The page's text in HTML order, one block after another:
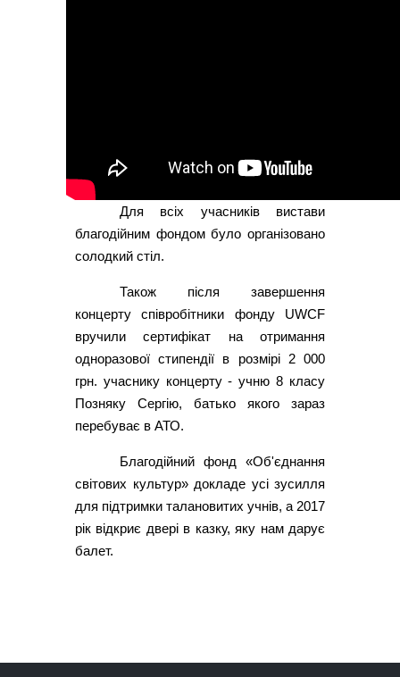
Для всіх учасників вистави
благодійним фондом було організовано
солодкий стіл.
Також після завершення
концерту співробітники фонду UWCF
вручили сертифікат на отримання
одноразової стипендії в розмірі 2 000
грн. учаснику концерту - учню 8 класу
Позняку Сергію, батько якого зараз
перебуває в АТО.
Благодійний фонд «Об'єднання
світових культур» докладе усі зусилля
для підтримки талановитих учнів, а 2017
рік відкриє двері в казку, яку нам дарує
балет.